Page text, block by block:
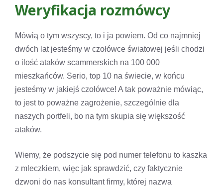
Weryfikacja rozmówcy
Mówią o tym wszyscy, to i ja powiem. Od co najmniej
dwóch lat jesteśmy w czołówce światowej jeśli chodzi
o ilość ataków scammerskich na 100 000
mieszkańców. Serio, top 10 na świecie, w końcu
jesteśmy w jakiejś czołówce! A tak poważnie mówiąc,
to jest to poważne zagrożenie, szczególnie dla
naszych portfeli, bo na tym skupia się większość
ataków.
Wiemy, że podszycie się pod numer telefonu to kaszka
z mleczkiem, więc jak sprawdzić, czy faktycznie
dzwoni do nas konsultant firmy, której nazwa